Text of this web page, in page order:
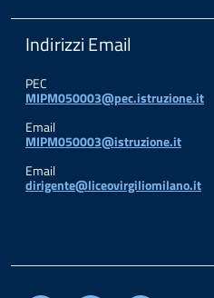
Indirizzi Email
PEC
MIPM050003@pec.istruzione.it
Email
MIPM050003@istruzione.it
Email
dirigente@liceovirgiliomilano.it